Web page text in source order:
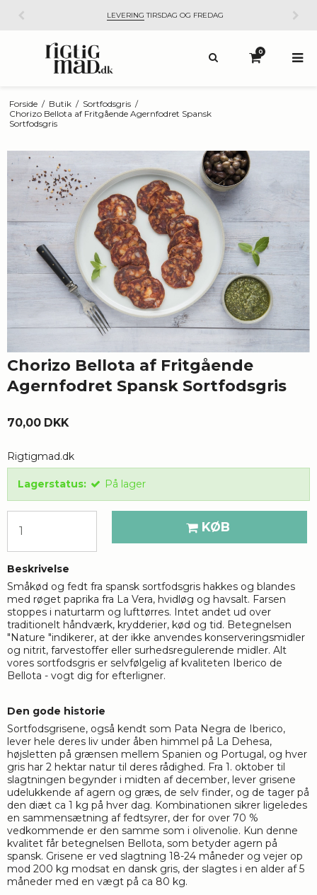
LEVERING TIRSDAG OG FREDAG
0
Forside / Butik / Sortfodsgris /
Chorizo Bellota af Fritgående Agernfodret Spansk
Sortfodsgris
Chorizo Bellota af Fritgående
Agernfodret Spansk Sortfodsgris
70,00 DKK
Rigtigmad.dk
Lagerstatus: På lager
KØB
Beskrivelse
Småkød og fedt fra spansk sortfodsgris hakkes og blandes
med røget paprika fra La Vera, hvidløg og havsalt. Farsen
stoppes i naturtarm og lufttørres. Intet andet ud over
traditionelt håndværk, krydderier, kød og tid. Betegnelsen
"Nature "indikerer, at der ikke anvendes konserveringsmidler
og nitrit, farvestoffer eller surhedsregulerende midler. Alt
vores sortfodsgris er selvfølgelig af kvaliteten Iberico de
Bellota - vogt dig for efterligner.
Den gode historie
Sortfodsgrisene, også kendt som Pata Negra de Iberico,
lever hele deres liv under åben himmel på La Dehesa,
højsletten på grænsen mellem Spanien og Portugal, og hver
gris har 2 hektar natur til deres rådighed. Fra 1. oktober til
slagtningen begynder i midten af december, lever grisene
udelukkende af agern og græs, de selv finder, og de tager på
den diæt ca 1 kg på hver dag. Kombinationen sikrer ligeledes
en sammensætning af fedtsyrer, der for over 70 %
vedkommende er den samme som i olivenolie. Kun denne
kvalitet får betegnelsen Bellota, som betyder agern på
spansk. Grisene er ved slagtning 18-24 måneder og vejer op
mod 200 kg modsat en dansk gris, der slagtes i en alder af 5
måneder med en vægt på ca 80 kg.